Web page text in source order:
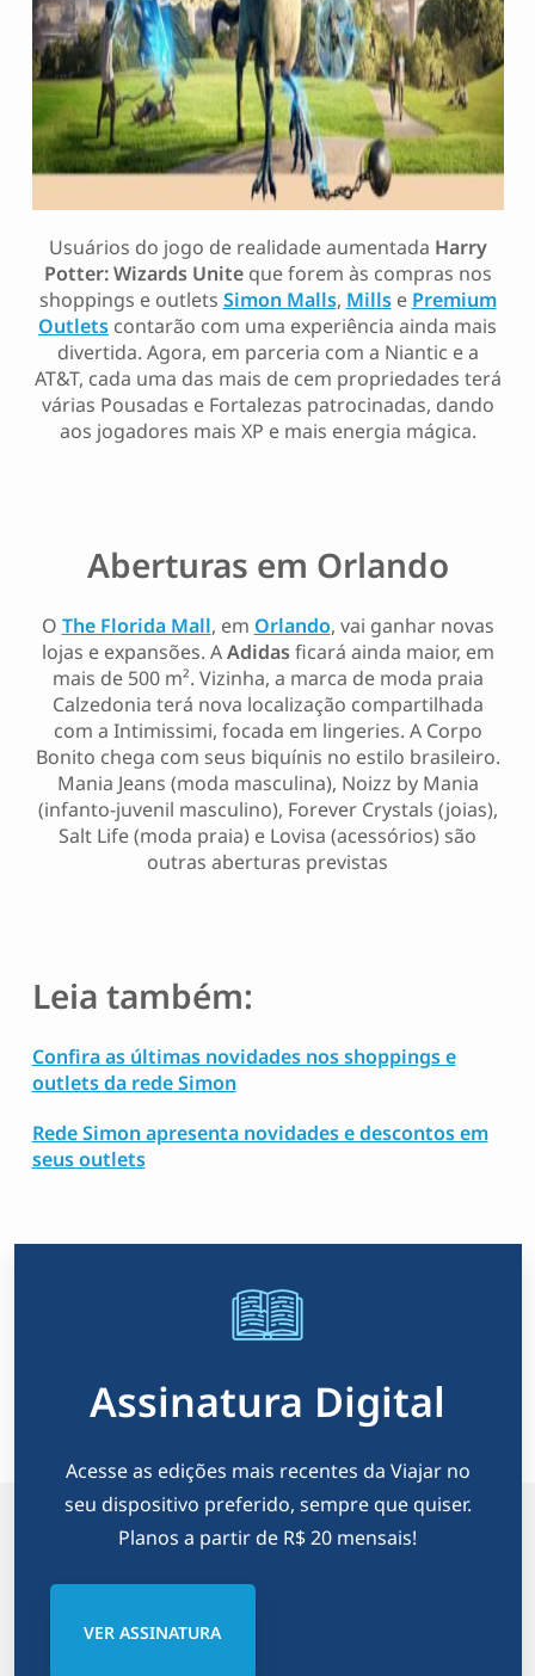
Usuários do jogo de realidade aumentada Harry
Potter: Wizards Uniteque forem às compras nos
shoppings e outlets Simon Malls, Millse Premium
Outlets contarão com uma experiência ainda mais
divertida. Agora, em parceria com a Niantic e a
AT&T, cada uma das mais de cem propriedades terá
várias Pousadas e Fortalezas patrocinadas, dando
aos jogadores mais XP e mais energia mágica.
Aberturas em Orlando
O The Florida Mall, em Orlando, vai ganhar novas
lojas e expansões. AAdidasficará ainda maior, em
mais de 500 m². Vizinha, a marca de moda praia
Calzedonia terá nova localização compartilhada
com a Intimissimi, focada em lingeries. A Corpo
Bonito chega com seus biquínis no estilo brasileiro.
Mania Jeans (moda masculina), Noizz by Mania
(infanto-juvenil masculino), Forever Crystals (joias),
Salt Life (moda praia) e Lovisa (acessórios) são
outras aberturas previstas
Leia também:
Confira as últimas novidades nos shoppings e
outlets da rede Simon
Rede Simon apresenta novidades e descontos em
seus outlets
Assinatura Digital
Acesse as edições mais recentes da Viajar no
seu dispositivo preferido, sempre que quiser.
Planos a partir de R$ 20 mensais!
VER ASSINATURA